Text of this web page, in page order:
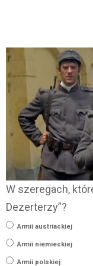
W szeregach,
Dezerterzy”?
Armii austriackiej
Armii niemieckiej
Armii polskiej